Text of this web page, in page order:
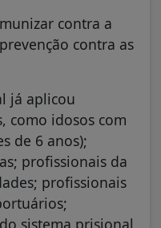
contra a
contra as
já aplicou
como idosos com
de 6 anos);
profissionais da
profissionais